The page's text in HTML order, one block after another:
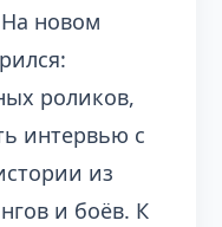
новом
роликов,
интервью с
из
и боёв. К